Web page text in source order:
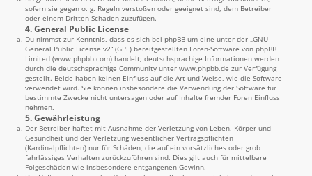
sofern sie gegen o. g. Regeln verstoßen oder geeignet sind, dem Betreiber
oder einem Dritten Schaden zuzufügen.
4. General Public License
Du nimmst zur Kenntnis, dass es sich bei phpBB um eine unter der „GNU
General Public License v2“ (GPL) bereitgestellten Foren-Software von phpBB
Limited (www.phpbb.com) handelt; deutschsprachige Informationen werden
durch die deutschsprachige Community unter www.phpbb.de zur Verfügung
gestellt. Beide haben keinen Einfluss auf die Art und Weise, wie die Software
verwendet wird. Sie können insbesondere die Verwendung der Software für
bestimmte Zwecke nicht untersagen oder auf Inhalte fremder Foren Einfluss
nehmen.
5. Gewährleistung
Der Betreiber haftet mit Ausnahme der Verletzung von Leben, Körper und
Gesundheit und der Verletzung wesentlicher Vertragspflichten
(Kardinalpflichten) nur für Schäden, die auf ein vorsätzliches oder grob
fahrlässiges Verhalten zurückzuführen sind. Dies gilt auch für mittelbare
Folgeschäden wie insbesondere entgangenen Gewinn.